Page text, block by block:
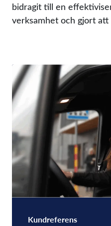
bidragit till en
verksamhet och gjort
Kundreferens